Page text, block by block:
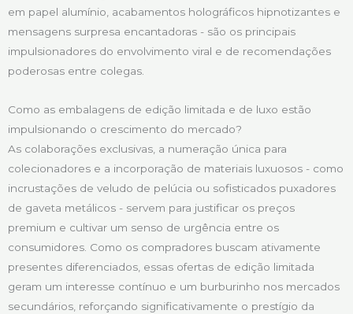
em papel alumínio, acabamentos holográficos hipnotizantes e
mensagens surpresa encantadoras - são os principais
impulsionadores do envolvimento viral e de recomendações
poderosas entre colegas.
Como as embalagens de edição limitada e de luxo estão
impulsionando o crescimento do mercado?
As colaborações exclusivas, a numeração única para
colecionadores e a incorporação de materiais luxuosos - como
incrustações de veludo de pelúcia ou sofisticados puxadores
de gaveta metálicos - servem para justificar os preços
premium e cultivar um senso de urgência entre os
consumidores. Como os compradores buscam ativamente
presentes diferenciados, essas ofertas de edição limitada
geram um interesse contínuo e um burburinho nos mercados
secundários, reforçando significativamente o prestígio da